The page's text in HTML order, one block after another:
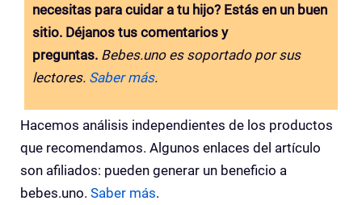
necesitas para cuidar a tu hijo? Estás en un buen
sitio. Déjanos tus comentarios y
preguntas. Bebes.uno es soportado por sus
lectores. Saber más.
Hacemos análisis independientes de los productos
que recomendamos. Algunos enlaces del artículo
son afiliados: pueden generar un beneficio a
bebes.uno. Saber más.